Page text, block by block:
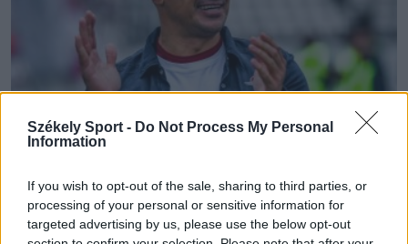
Székely Sport - Do Not Process My Personal
Information
If you wish to opt-out of the sale, sharing to third parties, or
processing of your personal or sensitive information for
targeted advertising by us, please use the below opt-out
KOLOZSVÁRI CFR
Daniel Pancu a Kolozsvári CFR új